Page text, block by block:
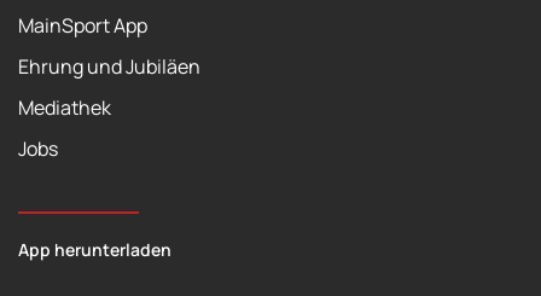
MainSport App
Ehrung und Jubiläen
Mediathek
Jobs
App herunterladen